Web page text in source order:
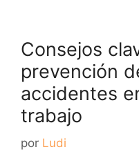
Consejos
prevención
accidentes
trabajo
por Ludi